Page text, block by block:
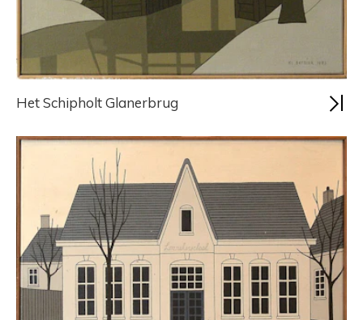
Het Schipholt Glanerbrug